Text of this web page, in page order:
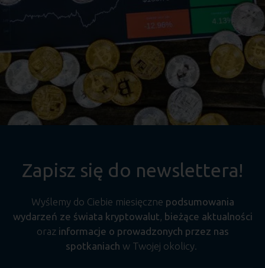
Zapisz się do newslettera!
Wyślemy do Ciebie miesięczne podsumowania
wydarzeń ze świata kryptowalut, bieżące aktualności
oraz informacje o prowadzonych przez nas
spotkaniach w Twojej okolicy.